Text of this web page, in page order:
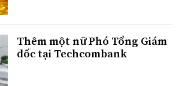
Thêm một nữ Phó Tổng Giám
đốc tại Techcombank